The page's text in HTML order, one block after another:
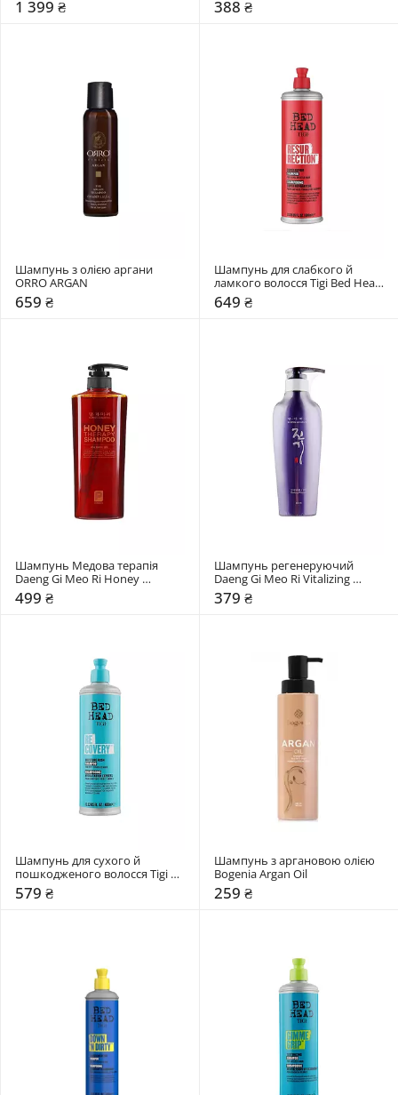
Performance Salon Technology
1 399 ₴ 388 ₴
Шампунь з олією аргани
ORRO ARGAN
659 ₴
Шампунь для слабкого й
ламкого волосся Tigi Bed Head
Resurrection Super Repair
Shampoo
649 ₴
Шампунь Медова терапія
Daeng Gi Meo Ri Honey
Therapy
499 ₴
Шампунь регенеруючий
Daeng Gi Meo Ri Vitalizing
Shampoo
379 ₴
Шампунь для сухого й
пошкодженого волосся Tigi
Bed Head Recovery Shampoo
Moisture Rush
579 ₴
Шампунь з аргановою олією
259 ₴